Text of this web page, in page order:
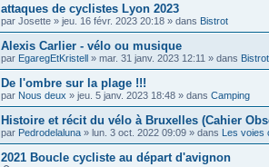
attaques de cyclistes Lyon 2023
par Josette » jeu. 16 févr. 2023 20:18 » dans Bistrot
Alexis Carlier - vélo ou musique
par EgaregEtKristell » mar. 31 janv. 2023 12:11 » dans Bistrot
De l'ombre sur la plage !!!
par Nous deux » jeu. 5 janv. 2023 18:48 » dans Camping
Histoire et récit du vélo à Bruxelles (Cahier
par Pedrodelaluna » lun. 3 oct. 2022 09:09 » dans Les voies
2021 Boucle cycliste au départ d'avignon